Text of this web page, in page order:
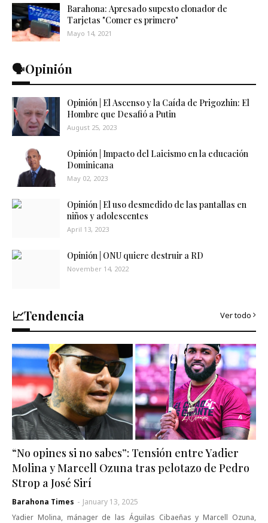
Barahona: Apresado supesto clonador de
Tarjetas "Comer es primero"
Mayo 14, 2021
🗣️Opinión
Opinión | El Ascenso y la Caída de Prigozhin: El
Hombre que Desafió a Putin
August 25, 2023
Opinión | Impacto del Laicismo en la educación
Dominicana
May 02, 2023
Opinión | El uso desmedido de las pantallas en
niños y adolescentes
April 13, 2023
Opinión | ONU quiere destruir a RD
November 14, 2022
📈Tendencia Ver todo
“No opines si no sabes”: Tensión entre Yadier
Molina y Marcell Ozuna tras pelotazo de Pedro
Strop a José Sirí
Barahona Times - January 13, 2025
Yadier Molina, mánager de las Águilas Cibaeñas y Marcell Ozuna,